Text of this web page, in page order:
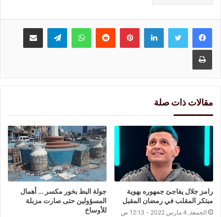
لينكدإنبينتيريست واتسابتيلقرام مشاركة عبر البريد
طباعة
مقالات ذات صلة
رامز جلال يفاجئ جمهوره بهوية
مبتكر المقلب في رمضان المقبل
الجمعة, 4 مارس 2022 - 12:13 ص
جولة البط بخور مكسر … أهمال
المسؤولين حتى صارت مزبلة
للأوساخ